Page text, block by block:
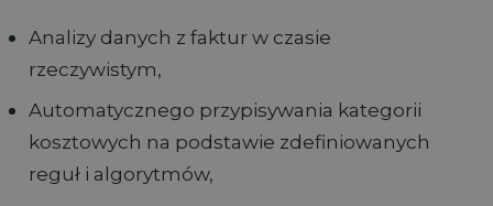
Analizy danych z faktur w czasie
rzeczywistym,
Automatycznego przypisywania kategorii
kosztowych na podstawie zdefiniowanych
reguł i algorytmów,